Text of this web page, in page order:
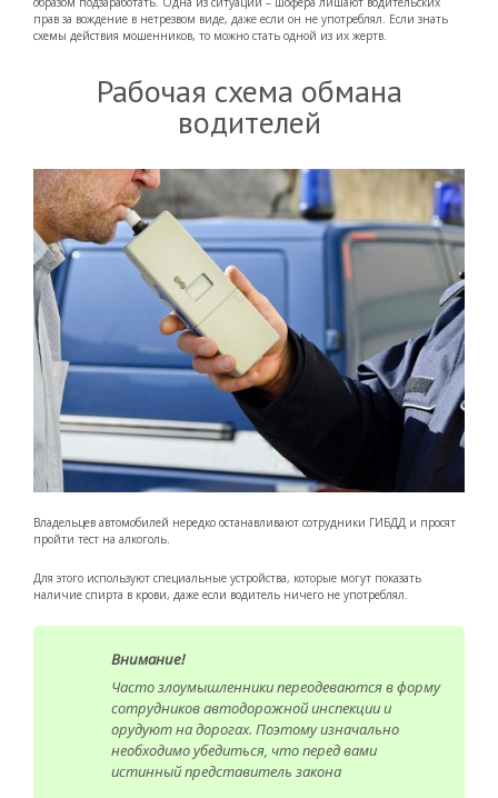
прав за вождение в нетрезвом виде, даже если он не употреблял. Если знать
схемы действия мошенников, то можно стать одной из их жертв.
Рабочая схема обмана
водителей
Владельцев автомобилей нередко останавливают сотрудники ГИБДД и просят
пройти тест на алкоголь.
Для этого используют специальные устройства, которые могут показать
наличие спирта в крови, даже если водитель ничего не употреблял.
Внимание!
Часто злоумышленники переодеваются в форму
сотрудников автодорожной инспекции и
орудуют на дорогах. Поэтому изначально
необходимо убедиться, что перед вами
истинный представитель закона